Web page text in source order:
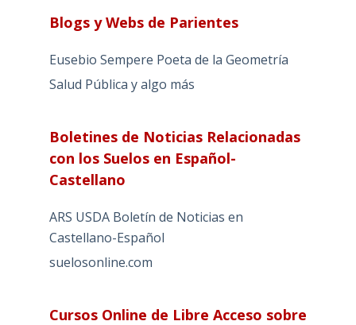
Blogs y Webs de Parientes
Eusebio Sempere Poeta de la Geometría
Salud Pública y algo más
Boletines de Noticias Relacionadas
con los Suelos en Español-
Castellano
ARS USDA Boletín de Noticias en
Castellano-Español
suelosonline.com
Cursos Online de Libre Acceso sobre